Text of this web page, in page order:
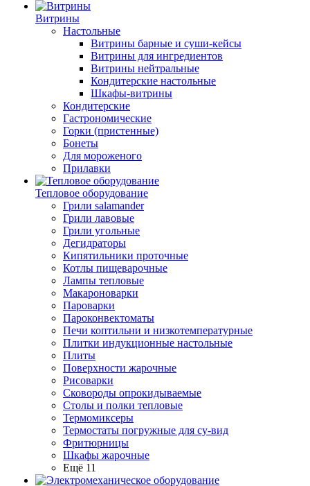
Витрины
Настольные
Витрины барные и суши-кейсы
Витрины для ингредиентов
Витрины нейтральные
Кондитерские настольные
Шкафы-витрины
Кондитерские
Гастрономические
Горки (пристенные)
Бонеты
Для мороженого
Прилавки
Тепловое оборудование
Грили salamander
Грили лавовые
Грили угольные
Дегидраторы
Кипятильники проточные
Котлы пищеварочные
Лампы тепловые
Макароноварки
Пароварки
Пароконвектоматы
Печи коптильни и низкотемпературные
Плитки индукционные настольные
Плиты
Поверхности жарочные
Рисоварки
Сковороды опрокидываемые
Столы и полки тепловые
Термомиксеры
Термостаты погружные для су-вид
Фритюрницы
Шкафы жарочные
Ещё 11